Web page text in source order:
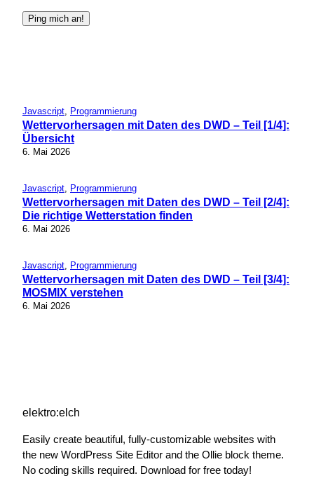
Javascript, Programmierung
Wettervorhersagen mit Daten des DWD – Teil [1/4]:
Übersicht
6. Mai 2026
Javascript, Programmierung
Wettervorhersagen mit Daten des DWD – Teil [2/4]:
Die richtige Wetterstation finden
6. Mai 2026
Javascript, Programmierung
Wettervorhersagen mit Daten des DWD – Teil [3/4]:
MOSMIX verstehen
6. Mai 2026
elektro:elch
Easily create beautiful, fully-customizable websites with
the new WordPress Site Editor and the Ollie block theme.
No coding skills required. Download for free today!